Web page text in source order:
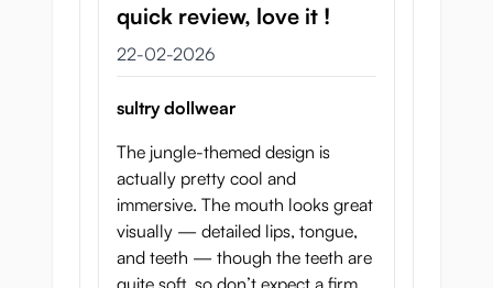
quick review, love it !
22 februari 2026
22-02-2026
sultry dollwear
The jungle-themed design is
actually pretty cool and
immersive. The mouth looks great
visually — detailed lips, tongue,
and teeth — though the teeth are
quite soft, so don’t expect a firm